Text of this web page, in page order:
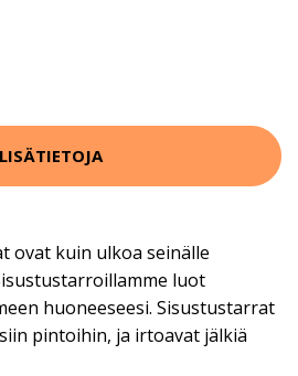
LISÄTIETOJA
ovat kuin ulkoa seinälle
luot
huoneeseesi. Sisustustarrat
pintoihin, ja irtoavat jälkiä